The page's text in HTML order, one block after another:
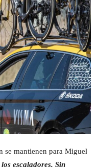
se mantienen para Miguel
escaladores. Sin